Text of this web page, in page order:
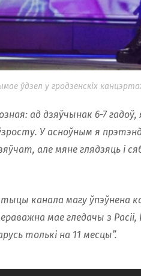
ўдзел у гродзенскiх
ад дзяўчынак 6-7 гадоў,
У асноўным я
але мяне глядзяць і
канала магу ўпэўнена
мае гледачы з
толькі на 11 месцы”.